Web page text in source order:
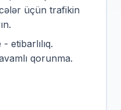
üçün trafikin
etibarlılıq.
qorunma.